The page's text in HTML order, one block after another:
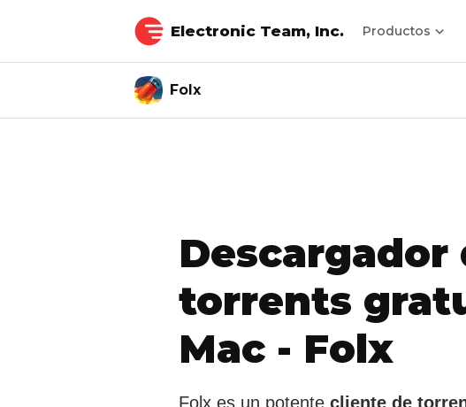
Electronic Team, Inc. Productos
Folx
Descargador
torrents
Mac - Folx
Folx es un potente cliente de